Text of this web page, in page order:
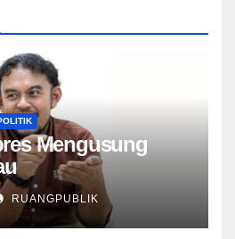
Mengusung
RUANGPUBLIK